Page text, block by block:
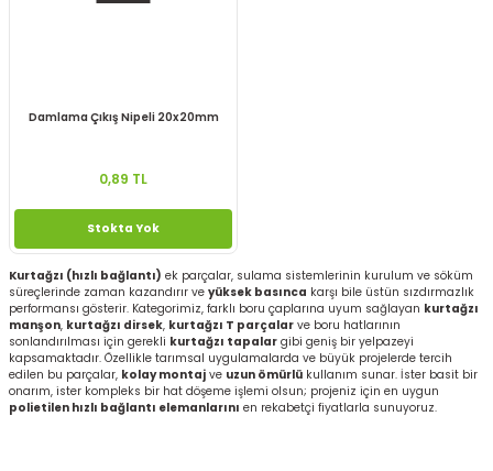
Damlama Çıkış Nipeli 20x20mm
0,89 TL
Stokta Yok
Kurtağzı (hızlı bağlantı) ek parçalar, sulama sistemlerinin kurulum ve söküm
süreçlerinde zaman kazandırır ve yüksek basınca karşı bile üstün sızdırmazlık
performansı gösterir. Kategorimiz, farklı boru çaplarına uyum sağlayan kurtağzı
manşon, kurtağzı dirsek, kurtağzı T parçalar ve boru hatlarının
sonlandırılması için gerekli kurtağzı tapalar gibi geniş bir yelpazeyi
kapsamaktadır. Özellikle tarımsal uygulamalarda ve büyük projelerde tercih
edilen bu parçalar, kolay montaj ve uzun ömürlü kullanım sunar. İster basit bir
onarım, ister kompleks bir hat döşeme işlemi olsun; projeniz için en uygun
polietilen hızlı bağlantı elemanlarını en rekabetçi fiyatlarla sunuyoruz.